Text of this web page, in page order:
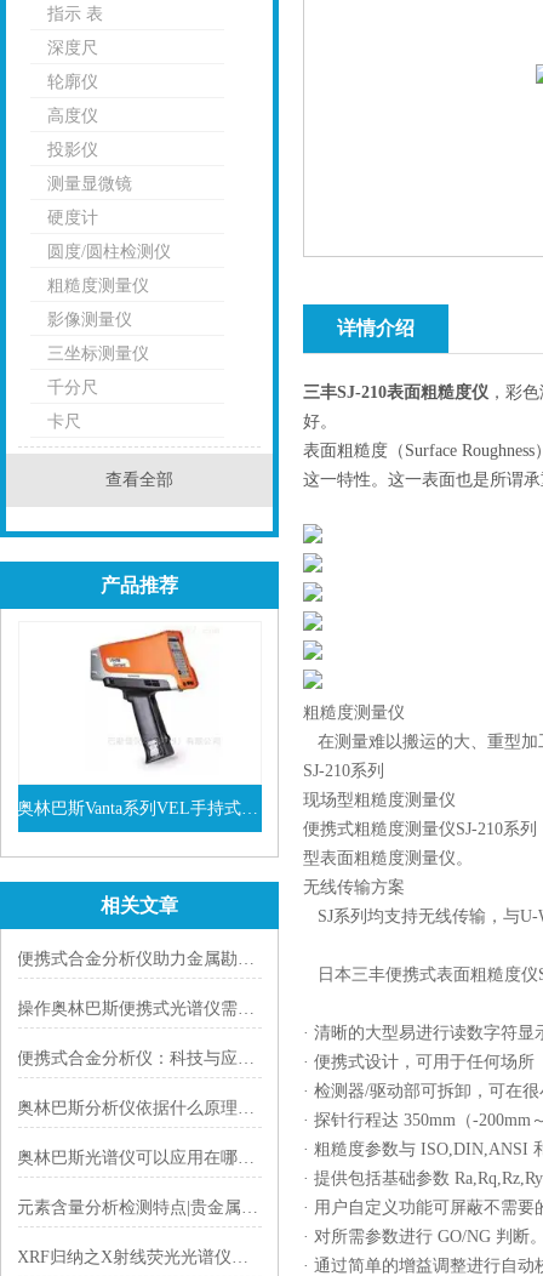
指示 表
深度尺
轮廓仪
高度仪
投影仪
测量显微镜
硬度计
圆度/圆柱检测仪
粗糙度测量仪
影像测量仪
三坐标测量仪
千分尺
卡尺
查看全部
产品推荐
奥林巴斯Vanta系列VEL手持式XRF光谱仪
查看详情
相关文章
便携式合金分析仪助力金属勘探生产回收
操作奥林巴斯便携式光谱仪需要注意哪些事项呢？
便携式合金分析仪：科技与应用的理想结合
奥林巴斯分析仪依据什么原理进行工作？
奥林巴斯光谱仪可以应用在哪些领域，一文读懂！
元素含量分析检测特点|贵金属合金分析有什么用?
XRF归纳之X射线荧光光谱仪工作原理
详情介绍
三丰SJ-210表面粗糙度仪 ，彩
好。
表面粗糙度（Surface
这一特性。这一表面也是所谓
粗糙度测量仪
在测量难以搬运的大、重型
SJ-210系列
现场型粗糙度测量仪
便携式粗糙度测量仪SJ-210系
型表面粗糙度测量仪。
无线传输方案
SJ系列均支持无线传输，与
日本三丰便携式表面粗糙度仪
· 清晰的大型易进行读数字符显
· 便携式设计，可用于任何场所
· 检测器/驱动部可拆卸，可在
· 探针行程达 350mm（-200mm
· 粗糙度参数与 ISO,DIN,ANSI
· 提供包括基础参数
· 用户自定义功能可屏蔽不需要
· 对所需参数进行 GO/NG 判断
· 通过简单的增益调整进行自动